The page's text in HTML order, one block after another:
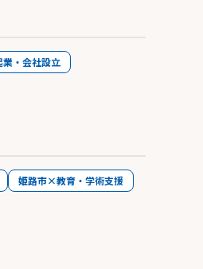
・会社設立
姫路市×教育・学術支援